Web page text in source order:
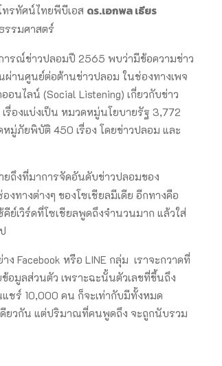
รทัศน์ไทยพีบีเอส ดร.เอกพล เธียร
รรมศาสตร์
ารณ์ข่าวปลอมปี 2565 พบว่ามีข้อความข่าว
ผ่านศูนย์ต่อต้านข่าวปลอม ในช่องทางเพจ
นไลน์ (Social Listening) เกี่ยวกับข่าว
รื่องแบ่งเป็น หมวดหมู่นโยบายรัฐ 3,772
มู่ภัยพิบัติ 450 เรื่อง โดยข่าวปลอม และ
ถึงที่มาการจัดอันดับข่าวปลอมของ
ทางต่างๆ ของโซเชียลมีเดีย อีกทางคือ
ย์เวิร์ดที่โซเชียลพูดถึงจำนวนมาก แล้วใส่
Facebook หรือ LINE กลุ่ม เราจะกวาดที่
อมูลส่วนตัว เพราะฉะนั้นตัวเลขที่ขึ้นถึง
ชร์ 10,000 คน ก็จะเท่ากับมีทั้งหมด
ดียวกัน แต่ปริมาณที่คนพูดถึง จะถูกนับรวม